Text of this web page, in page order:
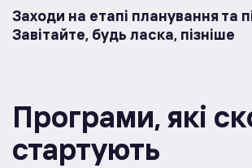
Заходи на етапі планування та
Завітайте, будь ласка, пізніше
Програми, якi
стартують